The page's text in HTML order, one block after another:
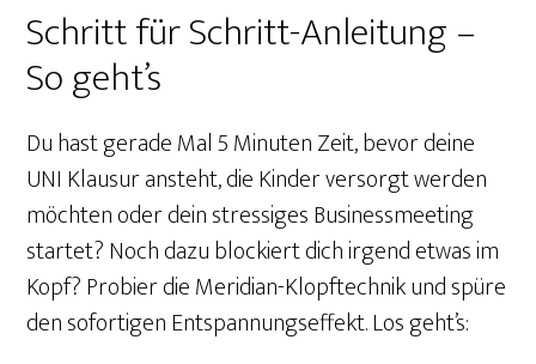
Schritt für Schritt-Anleitung –
So geht’s
Du hast gerade Mal 5 Minuten Zeit, bevor deine
UNI Klausur ansteht, die Kinder versorgt werden
möchten oder dein stressiges Businessmeeting
startet? Noch dazu blockiert dich irgend etwas im
Kopf? Probier die Meridian-Klopftechnik und spüre
den sofortigen Entspannungseffekt. Los geht’s: